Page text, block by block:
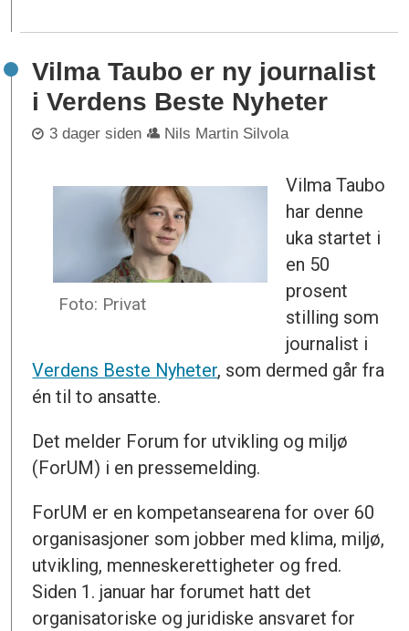
Vilma Taubo er ny journalist
i Verdens Beste Nyheter
3 dager siden Nils Martin Silvola
Foto: Privat
Vilma Taubo
har denne
uka startet i
en 50
prosent
stilling som
journalist i
Verdens Beste Nyheter, som dermed går fra
én til to ansatte.
Det melder Forum for utvikling og miljø
(ForUM) i en pressemelding.
ForUM er en kompetansearena for over 60
organisasjoner som jobber med klima, miljø,
utvikling, menneskerettigheter og fred.
Siden 1. januar har forumet hatt det
organisatoriske og juridiske ansvaret for